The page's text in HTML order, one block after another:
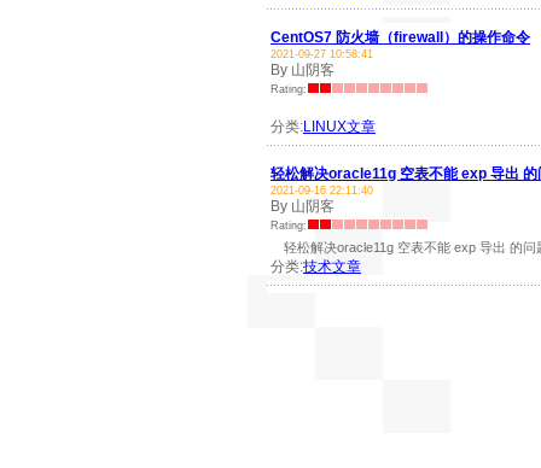
CentOS7 防火墙（firewall）的操作命令
2021-09-27 10:58:41
By 山阴客
Rating:
分类:LINUX文章
轻松解决oracle11g 空表不能 exp 导出 的
2021-09-16 22:11:40
By 山阴客
Rating:
轻松解决oracle11g 空表不能 exp 导出 的问
分类:技术文章